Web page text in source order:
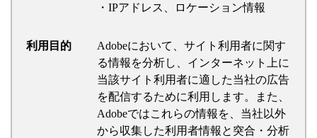
・IPアドレス、ロケーション情報
利用目的
Adobeにおいて、サイト利用者に関す
る情報を分析し、インターネット上に
当該サイト利用者に適した当社の広告
を配信するために利用します。また、
Adobeではこれらの情報を、当社以外
から収集した利用者情報と突合・分析